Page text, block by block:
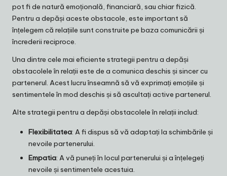
pot fi de natură emoțională, financiară, sau chiar fizică.
Pentru a depăși aceste obstacole, este important să
înțelegem că relațiile sunt construite pe baza comunicării și
încrederii reciproce.
Una dintre cele mai eficiente strategii pentru a depăși
obstacolele în relații este de a comunica deschis și sincer cu
partenerul. Acest lucru înseamnă să vă exprimați emoțiile și
sentimentele în mod deschis și să ascultați active partenerul.
Alte strategii pentru a depăși obstacolele în relații includ:
Flexibilitatea: A fi dispus să vă adaptați la schimbările și
nevoile partenerului.
Empatia: A vă puneți în locul partenerului și a înțelegeți
nevoile și sentimentele acestuia.